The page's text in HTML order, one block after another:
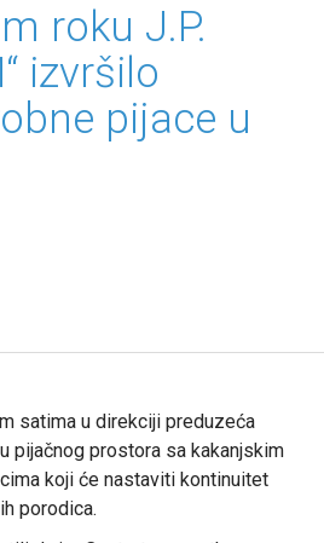
roku J.P.
izvršilo
pijace u
satima u direkciji preduzeća
pijačnog prostora sa kakanjskim
koji će nastaviti kontinuitet
porodica.